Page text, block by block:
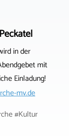
in der
mit
Einladung!
mv.de
#Kultur